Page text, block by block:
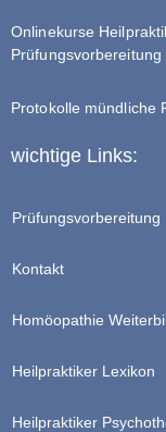
Onlinekurse
Prüfungsvorbereitung
Protokolle mündliche
wichtige Links:
Kontakt
Homöopathie
Heilpraktiker Lexikon
Heilpraktiker